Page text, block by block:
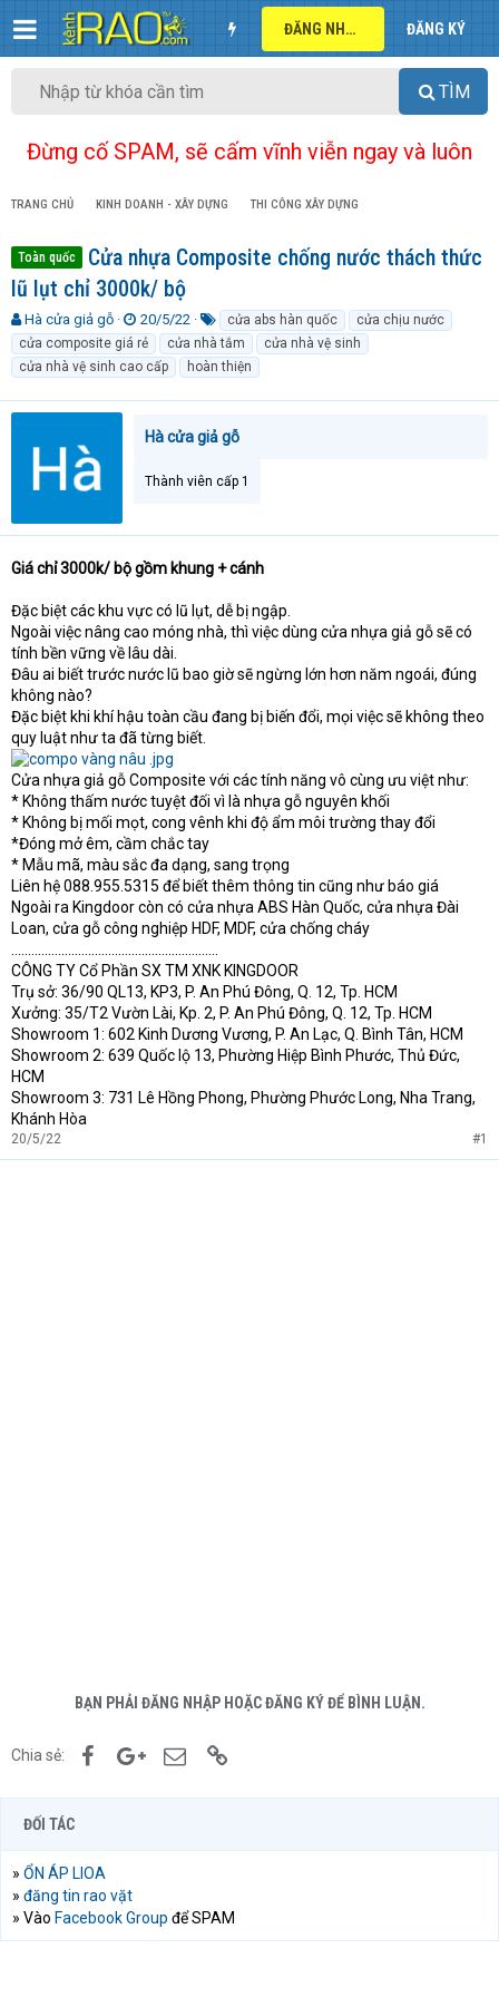
ĐĂNG NHẬP ĐĂNG KÝ
TÌM
Đừng cố SPAM, sẽ cấm vĩnh viễn ngay và luôn
TRANG CHỦ KINH DOANH - XÂY DỰNG THI CÔNG XÂY DỰNG
Toàn quốc
Cửa nhựa Composite chống nước thách thức
lũ lụt chỉ 3000k/ bộ
T
h
r
e
a
e
r
Hà cửa giả gỗ
N
g
à
y
g
20/5/22
ừ
k
h
ó
cửa abs hàn quốc
cửa chịu nước
cửa composite giá rẻ
cửa nhà tắm
cửa nhà vệ sinh
cửa nhà vệ sinh cao cấp
hoàn thiện
Hà cửa giả gỗ
Thành viên cấp 1
Giá chỉ 3000k/ bộ gồm khung + cánh
Đặc biệt các khu vực có lũ lụt, dễ bị ngập.
Ngoài việc nâng cao móng nhà, thì việc dùng cửa nhựa giả gỗ sẽ có
tính bền vững về lâu dài.
Đâu ai biết trước nước lũ bao giờ sẽ ngừng lớn hơn năm ngoái, đúng
không nào?
Đặc biệt khi khí hậu toàn cầu đang bị biến đổi, mọi việc sẽ không theo
quy luật như ta đã từng biết.
Cửa nhựa giả gỗ Composite với các tính năng vô cùng ưu việt như:
* Không thấm nước tuyệt đối vì là nhựa gỗ nguyên khối
* Không bị mối mọt, cong vênh khi độ ẩm môi trường thay đổi
*Đóng mở êm, cầm chắc tay
* Mẫu mã, màu sắc đa dạng, sang trọng
Liên hệ 088.955.5315 để biết thêm thông tin cũng như báo giá
Ngoài ra Kingdoor còn có cửa nhựa ABS Hàn Quốc, cửa nhựa Đài
Loan, cửa gỗ công nghiệp HDF, MDF, cửa chống cháy
..............................................................
CÔNG TY Cổ Phần SX TM XNK KINGDOOR
Trụ sở: 36/90 QL13, KP3, P. An Phú Đông, Q. 12, Tp. HCM
Xưởng: 35/T2 Vườn Lài, Kp. 2, P. An Phú Đông, Q. 12, Tp. HCM
Showroom 1: 602 Kinh Dương Vương, P. An Lạc, Q. Bình Tân, HCM
Showroom 2: 639 Quốc lộ 13, Phường Hiệp Bình Phước, Thủ Đức,
HCM
Showroom 3: 731 Lê Hồng Phong, Phường Phước Long, Nha Trang,
Khánh Hòa
20/5/22 #1
BẠN PHẢI ĐĂNG NHẬP HOẶC ĐĂNG KÝ ĐỂ BÌNH LUẬN.
Chia sẻ: FacebookGoogle+Email
ĐỐI TÁC
» ỔN ÁP LIOA
» đăng tin rao vặt
» Vào Facebook Group để SPAM